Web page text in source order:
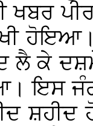
ਖਬਰ
ਲੈ ਕੇ
ਇਸ